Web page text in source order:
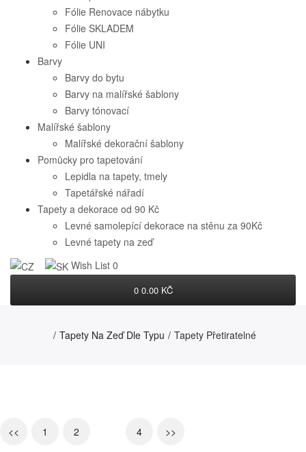
Fólie Renovace nábytku
Fólie SKLADEM
Fólie UNI
Barvy
Barvy do bytu
Barvy na malířské šablony
Barvy tónovací
Malířské šablony
Malířské dekorační šablony
Pomůcky pro tapetování
Lepidla na tapety, tmely
Tapetářské nářadí
Tapety a dekorace od 90 Kč
Levné samolepící dekorace na stěnu za 90Kč
Levné tapety na zeď
Wish List 0
0 0.00 KČ
Tapety Na Zeď Dle Typu Tapety Přetiratelné
<< 1 2 4 >>